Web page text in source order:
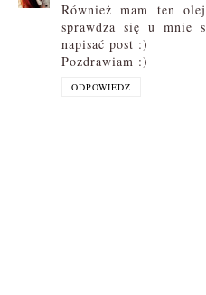
Również mam ten
sprawdza się u mnie
napisać post :)
Pozdrawiam :)
ODPOWIEDZ